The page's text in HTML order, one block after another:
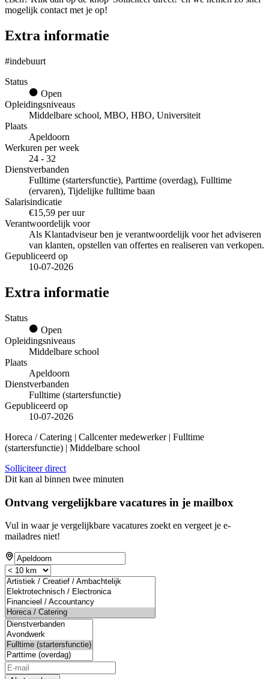
mogelijk contact met je op!
Extra informatie
#indebuurt
Status
Open
Opleidingsniveaus
Middelbare school, MBO, HBO, Universiteit
Plaats
Apeldoorn
Werkuren per week
24 - 32
Dienstverbanden
Fulltime (startersfunctie), Parttime (overdag), Fulltime
(ervaren), Tijdelijke fulltime baan
Salarisindicatie
€15,59 per uur
Verantwoordelijk voor
Als Klantadviseur ben je verantwoordelijk voor het adviseren
van klanten, opstellen van offertes en realiseren van verkopen.
Gepubliceerd op
10-07-2026
Extra informatie
Status
Open
Opleidingsniveaus
Middelbare school
Plaats
Apeldoorn
Dienstverbanden
Fulltime (startersfunctie)
Gepubliceerd op
10-07-2026
Horeca / Catering | Callcenter medewerker | Fulltime
(startersfunctie) | Middelbare school
Solliciteer direct
Dit kan al binnen twee minuten
Ontvang vergelijkbare vacatures in je mailbox
Vul in waar je vergelijkbare vacatures zoekt en vergeet je e-
mailadres niet!